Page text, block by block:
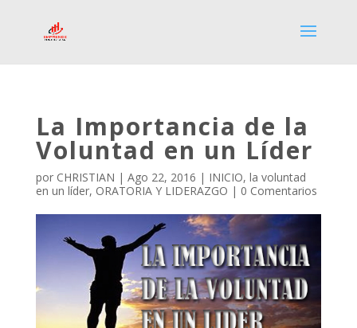
La Importancia de la
Voluntad en un Líder
por CHRISTIAN | Ago 22, 2016 | INICIO, la voluntad
en un líder, ORATORIA Y LIDERAZGO | 0 Comentarios